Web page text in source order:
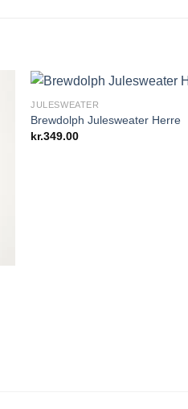
JULESWEATER
Brewdolph Julesweater Herre
kr.349.00